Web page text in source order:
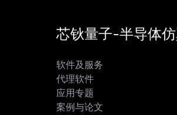
芯钬量子-半导体
软件及服务
代理软件
应用专题
案例与论文